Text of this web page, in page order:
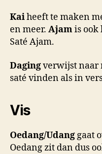
Kaiheeft te maken
en meer. Ajamis ook
Saté Ajam.
Dagingverwijst naar
saté vinden als in
Vis
Oedang/Udang gaat
Oedang zit dan dus